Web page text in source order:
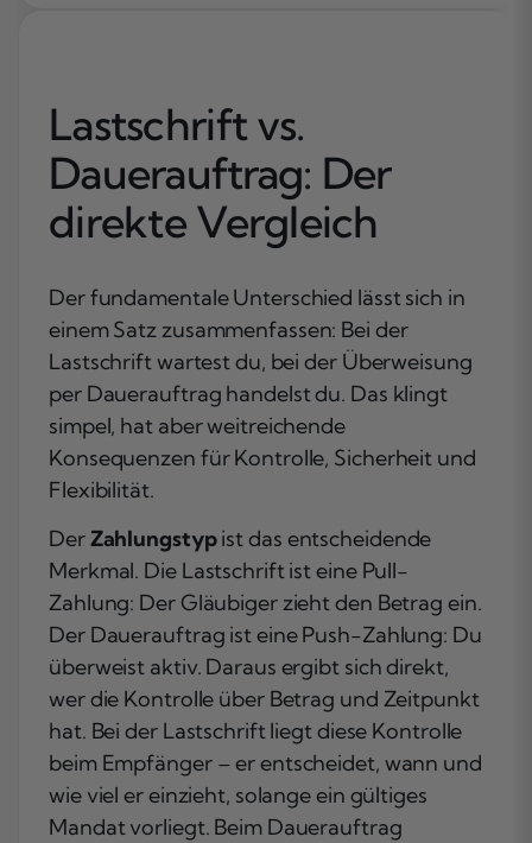
Lastschrift vs.
Dauerauftrag: Der
direkte Vergleich
Der fundamentale Unterschied lässt sich in
einem Satz zusammenfassen: Bei der
Lastschrift wartest du, bei der Überweisung
per Dauerauftrag handelst du. Das klingt
simpel, hat aber weitreichende
Konsequenzen für Kontrolle, Sicherheit und
Flexibilität.
DerZahlungstypist das entscheidende
Merkmal. Die Lastschrift ist eine Pull-
Zahlung: Der Gläubiger zieht den Betrag ein.
Der Dauerauftrag ist eine Push-Zahlung: Du
überweist aktiv. Daraus ergibt sich direkt,
wer die Kontrolle über Betrag und Zeitpunkt
hat. Bei der Lastschrift liegt diese Kontrolle
beim Empfänger – er entscheidet, wann und
wie viel er einzieht, solange ein gültiges
Mandat vorliegt. Beim Dauerauftrag